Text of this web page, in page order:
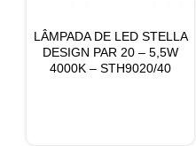
LÂMPADA DE LED STELLA
DESIGN PAR 20 – 5,5W
4000K – STH9020/40